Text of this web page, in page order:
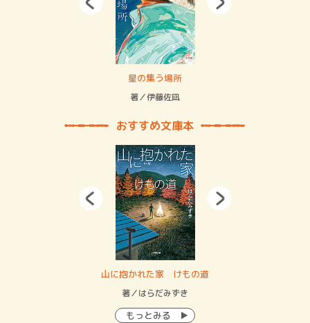
星の集う場所
著／伊藤佐凪
おすすめ文庫本
山に抱かれた家 けもの道
著／はらだみずき
もっとみる